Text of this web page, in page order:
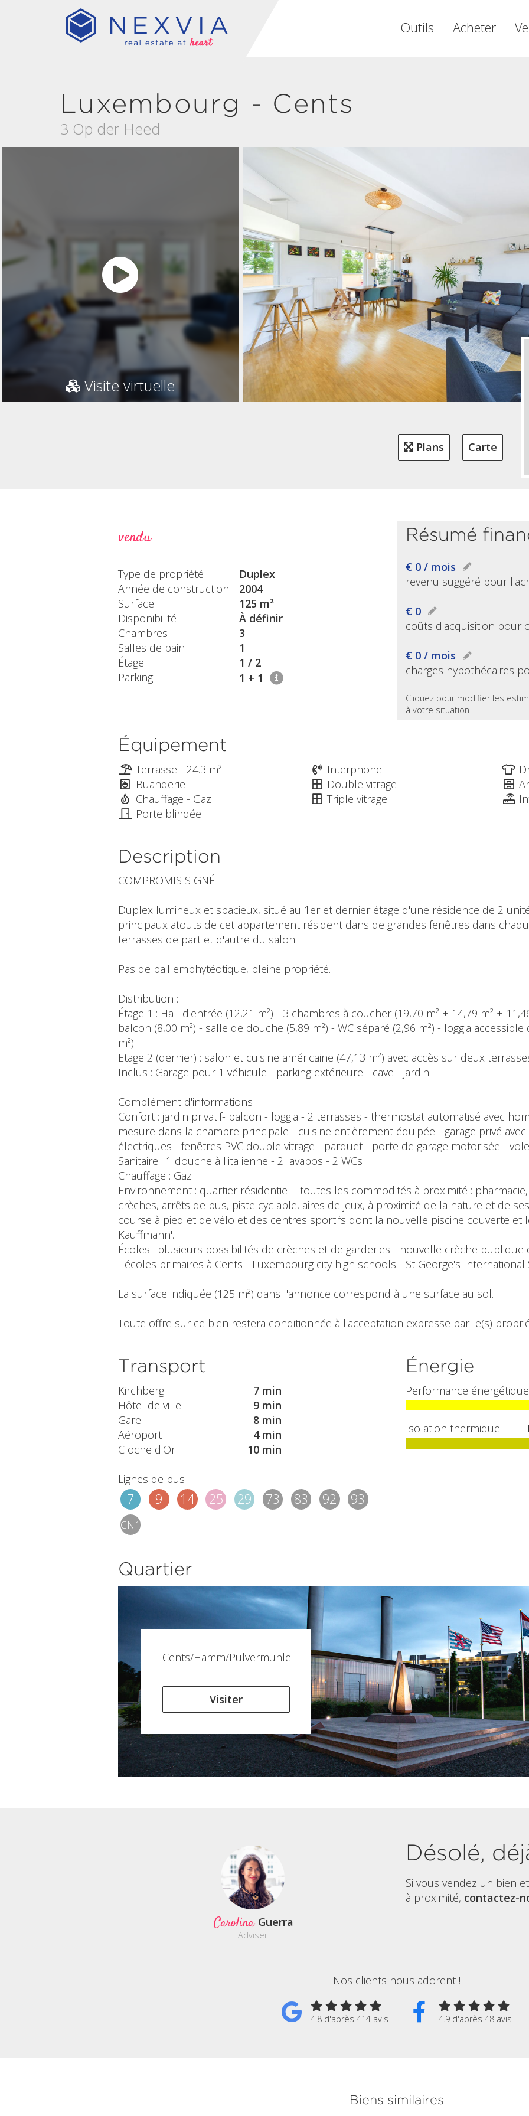
Outils Acheter
Luxembourg - Cents
3 Op der Heed
Visite virtuelle
Plans Carte
vendu
Type de propriété
Duplex
Année de construction
2004
Surface
125 m²
Disponibilité
À définir
Chambres
3
Salles de bain
1
Étage
1 / 2
Parking
1 + 1
Résumé
€ 0 / mois
revenu suggéré pour
€ 0
coûts d'acquisition pour
€ 0 / mois
charges hypothécaires
Cliquez pour modifier les
à votre situation
Équipement
Terrasse - 24.3 m²
Buanderie
Chauffage - Gaz
Porte blindée
Interphone
Double vitrage
Triple vitrage
Description
COMPROMIS SIGNÉ
Duplex lumineux et spacieux, situé au 1er et dernier étage d'une résidence de 2
principaux atouts de cet appartement résident dans de grandes fenêtres dans
terrasses de part et d'autre du salon.
Pas de bail emphytéotique, pleine propriété.
Distribution :
Étage 1 : Hall d'entrée (12,21 m²) - 3 chambres à coucher (19,70 m² + 14,79 m² +
balcon (8,00 m²) - salle de douche (5,89 m²) - WC séparé (2,96 m²) - loggia
m²)
Etage 2 (dernier) : salon et cuisine américaine (47,13 m²) avec accès sur deux
Inclus : Garage pour 1 véhicule - parking extérieure - cave - jardin
Complément d'informations
Confort : jardin privatif- balcon - loggia - 2 terrasses - thermostat automatisé avec
mesure dans la chambre principale - cuisine entièrement équipée - garage privé
électriques - fenêtres PVC double vitrage - parquet - porte de garage motorisée -
Sanitaire : 1 douche à l'italienne - 2 lavabos - 2 WCs
Chauffage : Gaz
Environnement : quartier résidentiel - toutes les commodités à proximité :
crèches, arrêts de bus, piste cyclable, aires de jeux, à proximité de la nature et de
course à pied et de vélo et des centres sportifs dont la nouvelle piscine couverte et
Kauffmann'.
Écoles : plusieurs possibilités de crèches et de garderies - nouvelle crèche publique
- écoles primaires à Cents - Luxembourg city high schools - St George's International
La surface indiquée (125 m²) dans l'annonce correspond à une surface au sol.
Toute offre sur ce bien restera conditionnée à l'acceptation expresse par le(s)
Transport
Kirchberg
7 min
Hôtel de ville
9 min
Gare
8 min
Aéroport
4 min
Cloche d'Or
10 min
Lignes de bus
7 9 14 25 29 73 83 92 93
CN1
Énergie
Performance énergétique
Isolation thermique
Quartier
Cents/Hamm/Pulvermühle
Visiter
Carolina Guerra
Adviser
Désolé,
Si vous vendez un bien
à proximité, contactez-
Nos clients nous adorent !
4.8 d'après 414 avis 4.9 d'après 48 avis
Biens similaires